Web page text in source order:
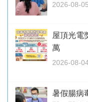
2026-08-
屋頂光電
萬
2026-08-
暑假腸病